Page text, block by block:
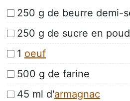
250 g de beurre demi-
250 g de sucre en
1 oeuf
500 g de farine
45 ml d'armagnac